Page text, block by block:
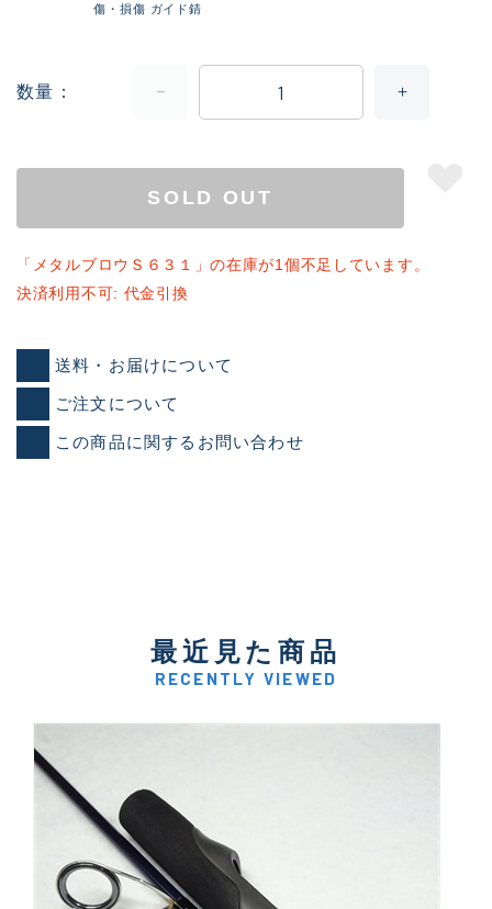
傷・損傷 ガイド錆
数量
SOLD OUT
「メタルブロウＳ６３１」の在庫が1個不足しています。
決済利用不可: 代金引換
送料・お届けについて
ご注文について
この商品に関するお問い合わせ
最近見た商品
RECENTLY VIEWED